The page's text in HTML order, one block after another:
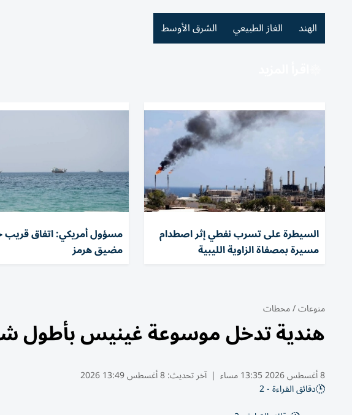
الهند الغاز الطبيعي الشرق الأوسط
السيطرة على تسرب نفطي إثر اصطدام
مسيرة بمصفاة الزاوية الليبية
مسؤول أمريكي: اتفاق
مضيق هرمز
منوعات/محطات
هندية تدخل موسوعة غينيس بأطول
8 أغسطس 2026 13:35 مساء | آخر تحديث:8 أغسطس 13:49 2026
دقائق القراءة - 2